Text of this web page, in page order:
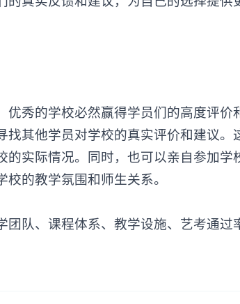
秀的学校必然赢得学员们的高度评价
其他学员对学校的真实评价和建议。
实际情况。同时，也可以亲自参加学
的教学氛围和师生关系。
队、课程体系、教学设施、艺考通过